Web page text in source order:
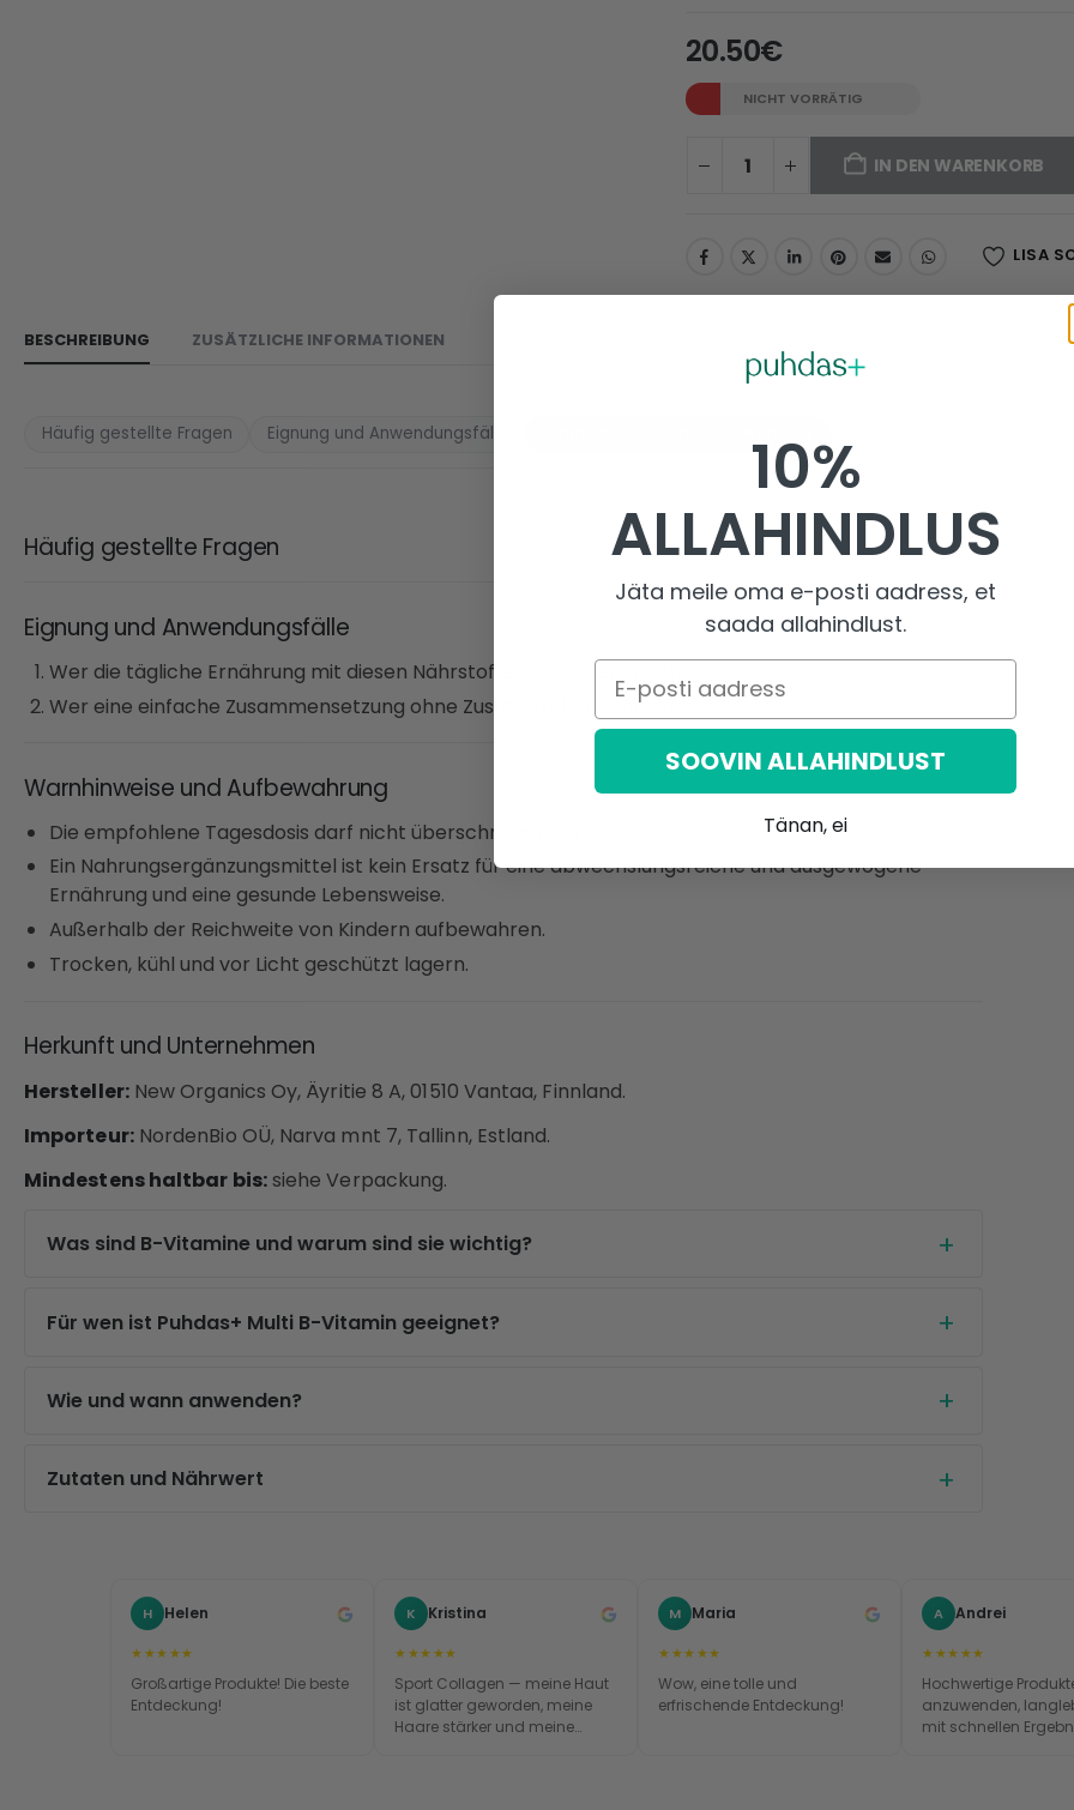
20.50€
NICHT VORRÄTIG
IN DEN WARENKORB
LISA
BESCHREIBUNG ZUSÄTZLICHE INFORMATIONEN
Häufig gestellte Fragen Eignung und Anwendungsfälle
Häufig gestellte Fragen
Eignung und Anwendungsfälle
Wer die tägliche Ernährung mit diesen Nährstoffen ergänzen möchte
Wer eine einfache Zusammensetzung ohne Zusatzstoffe bevorzugt
Warnhinweise und Aufbewahrung
Die empfohlene Tagesdosis darf nicht überschritten werden.
Ein Nahrungsergänzungsmittel ist kein Ersatz für eine abwechslungsreiche und ausgewogene
Ernährung und eine gesunde Lebensweise.
Außerhalb der Reichweite von Kindern aufbewahren.
Trocken, kühl und vor Licht geschützt lagern.
Herkunft und Unternehmen
Hersteller:New Organics Oy, Äyritie 8 A, 01510 Vantaa, Finnland.
Importeur:NordenBio OÜ, Narva mnt 7, Tallinn, Estland.
Mindestens haltbar bis:siehe Verpackung.
Was sind B-Vitamine und warum sind sie wichtig?
Für wen ist Puhdas+ Multi B-Vitamin geeignet?
Wie und wann anwenden?
Zutaten und Nährwert
H Helen
★★★★★
Großartige Produkte! Die beste
Entdeckung!
K Kristina
★★★★★
Sport Collagen — meine Haut
ist glatter geworden, meine
Haare stärker und meine
M Maria
★★★★★
Wow, eine tolle und
erfrischende Entdeckung!
A Andrei
★★★★★
Hochwertige
anzuwenden,
mit schnellen
10%
ALLAHINDLUS
Jäta meile oma e-posti aadress, et
saada allahindlust.
E-posti aadress
SOOVIN ALLAHINDLUST
Tänan, ei